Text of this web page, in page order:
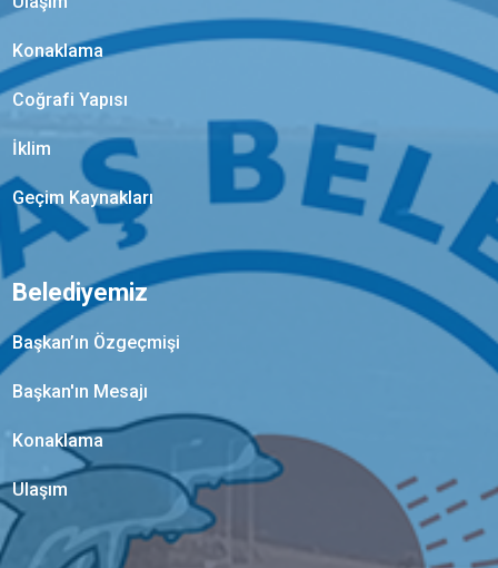
Konaklama
Coğrafi Yapısı
İklim
Geçim Kaynakları
Belediyemiz
Başkan’ın Özgeçmişi
Başkan'ın Mesajı
Konaklama
Ulaşım